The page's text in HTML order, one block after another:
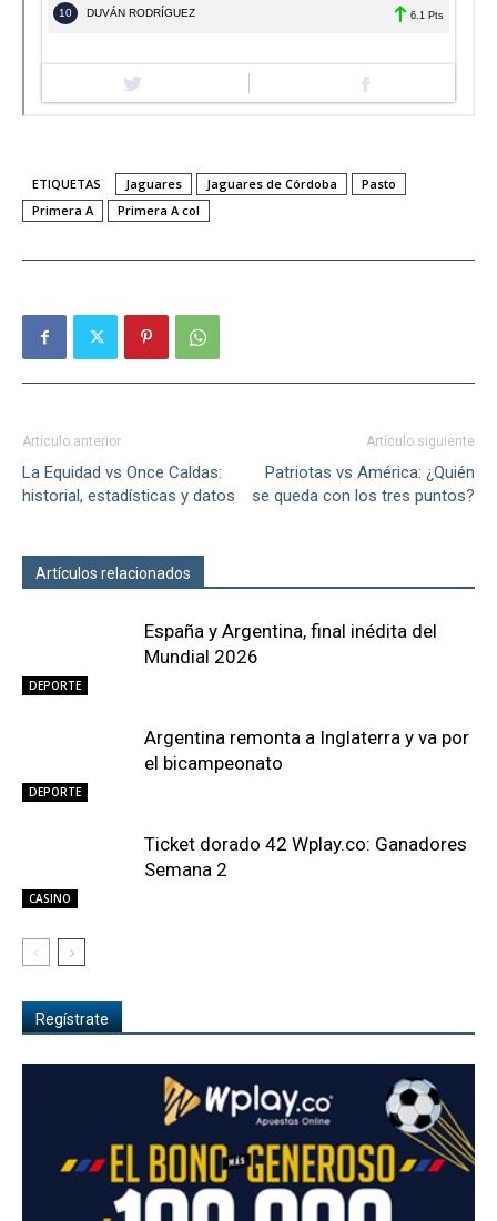
ETIQUETAS Jaguares Jaguares de Córdoba
Pasto
Primera A
Primera A col
Artículo anterior
La Equidad vs Once Caldas:
historial, estadísticas y datos
Artículo siguiente
Patriotas vs América: ¿Quién
se queda con los tres puntos?
Artículos relacionados
DEPORTE
España y Argentina, final inédita del
Mundial 2026
DEPORTE
Argentina remonta a Inglaterra y va por
el bicampeonato
CASINO
Ticket dorado 42 Wplay.co: Ganadores
Semana 2
Regístrate